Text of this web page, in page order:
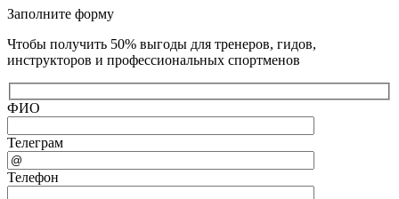
Заполните форму
Чтобы получить 50% выгоды для тренеров, гидов,
инструкторов и профессиональных спортменов
ФИО
Телеграм
Телефон